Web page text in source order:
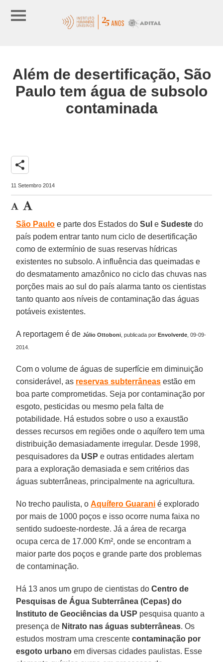
Além de desertificação, São
Paulo tem água de subsolo
contaminada
share
11 Setembro 2014
São Paulo e parte dos Estados doSul eSudeste do
país podem entrar tanto num ciclo de desertificação
como de extermínio de suas reservas hídricas
existentes no subsolo. A influência das queimadas e
do desmatamento amazônico no ciclo das chuvas nas
porções mais ao sul do país alarma tanto os cientistas
tanto quanto aos níveis de contaminação das águas
potáveis existentes.
A reportagem é deJúlio Ottoboni , publicada porEnvolverde , 09-09-
2014.
Com o volume de águas de superfície em diminuição
considerável, as reservas subterrâneas estão em
boa parte comprometidas. Seja por contaminação por
esgoto, pesticidas ou mesmo pela falta de
potabilidade. Há estudos sobre o uso a exaustão
desses recursos em regiões onde o aquífero tem uma
distribuição demasiadamente irregular. Desde 1998,
pesquisadores da USP e outras entidades alertam
para a exploração demasiada e sem critérios das
águas subterrâneas, principalmente na agricultura.
No trecho paulista, oAquífero Guarani é explorado
por mais de 1000 poços e isso ocorre numa faixa no
sentido sudoeste-nordeste. Já a área de recarga
ocupa cerca de 17.000 Km², onde se encontram a
maior parte dos poços e grande parte dos problemas
de contaminação.
Há 13 anos um grupo de cientistas doCentro de
Pesquisas de Água Subterrânea (Cepas) do
Instituto de Geociências da USP pesquisa quanto a
presença de Nitrato nas águas subterrâneas. Os
estudos mostram uma crescentecontaminação por
esgoto urbano em diversas cidades paulistas. Esse